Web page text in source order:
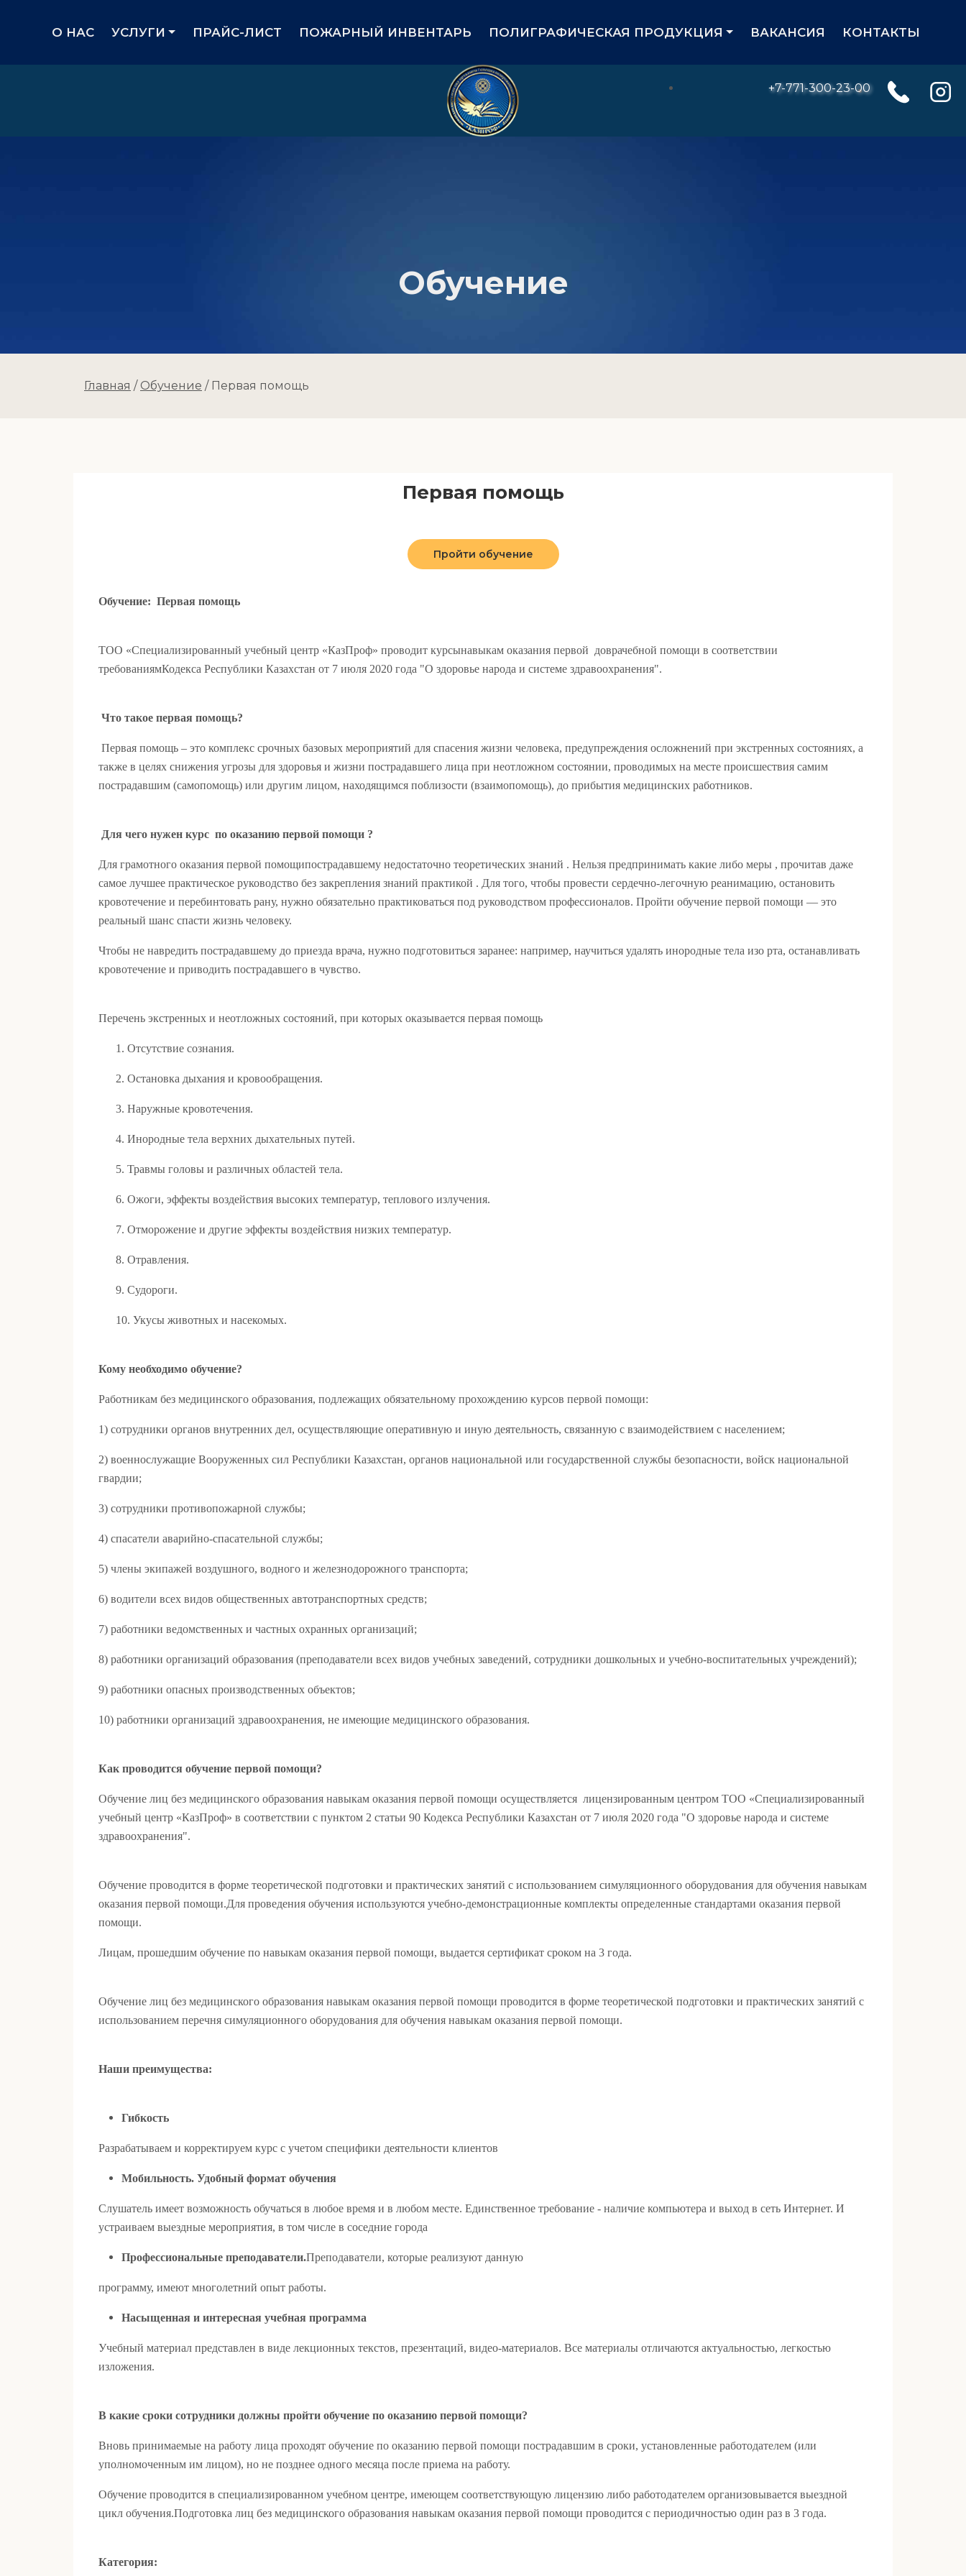
О НАС УСЛУГИ ПРАЙС-ЛИСТ (current)
ПОЖАРНЫЙ ИНВЕНТАРЬ ПОЛИГРАФИЧЕСКАЯ ПРОДУКЦИЯ ВАКАНСИЯ КОНТАКТЫ
+7-771-300-23-00
Обучение
Главная / Обучение / Первая помощь
Первая помощь
Пройти обучение
Обучение: Первая помощь
ТОО «Специализированный учебный центр «КазПроф» проводит курсынавыкам оказания первой доврачебной помощи в соответcтвии
требованиямКодекса Республики Казахстан от 7 июля 2020 года "О здоровье народа и системе здравоохранения".
Что такое первая помощь?
Первая помощь – это комплекс срочных базовых мероприятий для спасения жизни человека, предупреждения осложнений при экстренных состояниях, а
также в целях снижения угрозы для здоровья и жизни пострадавшего лица при неотложном состоянии, проводимых на месте происшествия самим
пострадавшим (самопомощь) или другим лицом, находящимся поблизости (взаимопомощь), до прибытия медицинских работников.
Для чего нужен курс по оказанию первой помощи ?
Для грамотного оказания первой помощипострадавшему недостаточно теоретических знаний . Нельзя предпринимать какие либо меры , прочитав даже
самое лучшее практическое руководство без закрепления знаний практикой . Для того, чтобы провести сердечно-легочную реанимацию, остановить
кровотечение и перебинтовать рану, нужно обязательно практиковаться под руководством профессионалов. Пройти обучение первой помощи — это
реальный шанс спасти жизнь человеку.
Чтобы не навредить пострадавшему до приезда врача, нужно подготовиться заранее: например, научиться удалять инородные тела изо рта, останавливать
кровотечение и приводить пострадавшего в чувство.
Перечень экстренных и неотложных состояний, при которых оказывается первая помощь
1. Отсутствие сознания.
2. Остановка дыхания и кровообращения.
3. Наружные кровотечения.
4. Инородные тела верхних дыхательных путей.
5. Травмы головы и различных областей тела.
6. Ожоги, эффекты воздействия высоких температур, теплового излучения.
7. Отморожение и другие эффекты воздействия низких температур.
8. Отравления.
9. Судороги.
10. Укусы животных и насекомых.
Кому необходимо обучение?
Работникам без медицинского образования, подлежащих обязательному прохождению курсов первой помощи:
1) сотрудники органов внутренних дел, осуществляющие оперативную и иную деятельность, связанную с взаимодействием с населением;
2) военнослужащие Вооруженных сил Республики Казахстан, органов национальной или государственной службы безопасности, войск национальной
гвардии;
3) сотрудники противопожарной службы;
4) спасатели аварийно-спасательной службы;
5) члены экипажей воздушного, водного и железнодорожного транспорта;
6) водители всех видов общественных автотранспортных средств;
7) работники ведомственных и частных охранных организаций;
8) работники организаций образования (преподаватели всех видов учебных заведений, сотрудники дошкольных и учебно-воспитательных учреждений);
9) работники опасных производственных объектов;
10) работники организаций здравоохранения, не имеющие медицинского образования.
Как проводится обучение первой помощи?
Обучение лиц без медицинского образования навыкам оказания первой помощи осуществляется лицензированным центром ТОО «Специализированный
учебный центр «КазПроф» в соответствии с пунктом 2 статьи 90 Кодекса Республики Казахстан от 7 июля 2020 года "О здоровье народа и системе
здравоохранения".
Обучение проводится в форме теоретической подготовки и практических занятий с использованием симуляционного оборудования для обучения навыкам
оказания первой помощи.Для проведения обучения используются учебно-демонстрационные комплекты определенные стандартами оказания первой
помощи.
Лицам, прошедшим обучение по навыкам оказания первой помощи, выдается сертификат сроком на 3 года.
Обучение лиц без медицинского образования навыкам оказания первой помощи проводится в форме теоретической подготовки и практических занятий с
использованием перечня симуляционного оборудования для обучения навыкам оказания первой помощи.
Наши преимущества:
Гибкость
Разрабатываем и корректируем курс с учетом специфики деятельности клиентов
Мобильность. Удобный формат обучения
Слушатель имеет возможность обучаться в любое время и в любом месте. Единственное требование - наличие компьютера и выход в сеть Интернет. И
устраиваем выездные мероприятия, в том числе в соседние города
Профессиональные преподаватели.Преподаватели, которые реализуют данную
программу, имеют многолетний опыт работы.
Насыщенная и интересная учебная программа
Учебный материал представлен в виде лекционных текстов, презентаций, видео-материалов. Все материалы отличаются актуальностью, легкостью
изложения.
В какие сроки сотрудники должны пройти обучение по оказанию первой помощи?
Вновь принимаемые на работу лица проходят обучение по оказанию первой помощи пострадавшим в сроки, установленные работодателем (или
уполномоченным им лицом), но не позднее одного месяца после приема на работу.
Обучение проводится в специализированном учебном центре, имеющем соответствующую лицензию либо работодателем организовывается выездной
цикл обучения.Подготовка лиц без медицинского образования навыкам оказания первой помощи проводится с периодичностью один раз в 3 года.
Категория: